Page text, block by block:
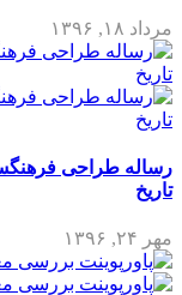
مرداد ۱۸, ۱۳۹۶
رساله طراحی
تاریخ
مهر ۲۴, ۱۳۹۶